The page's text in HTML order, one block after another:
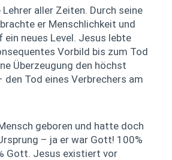
aller Zeiten. Durch seine
er Menschlichkeit und
ein neues Level. Jesus lebte
Vorbild bis zum Tod
Überzeugung den höchst
den Tod eines Verbrechers am
geboren und hatte doch
– ja er war Gott! 100%
Gott. Jesus existiert vor